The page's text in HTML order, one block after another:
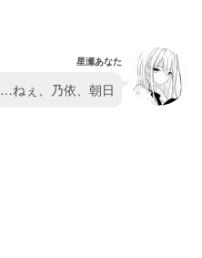
星瀬あなた
…ねぇ、乃依、朝日